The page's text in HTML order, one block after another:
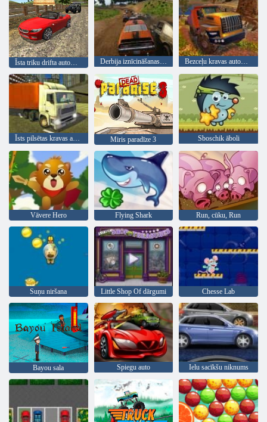
Derbija iznīcināšanas simulators Bezceļu kravas automašīnu simulatora kalnā kāpšana
Īsts pilsētas kravas automašīnas simulators Miris paradīze 3 Sboschik āboli
Vāvere Hero Flying Shark Run, cūku, Run
Suņu niršana Little Shop Of dārgumi Chesse Lab
Bayou sala Spiegu auto Ielu sacīkšu niknums